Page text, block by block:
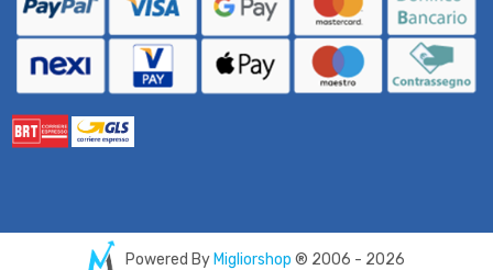
Powered By Migliorshop ® 2006 - 2026